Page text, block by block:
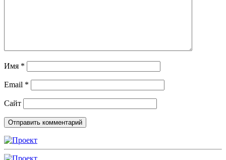
Имя *
Email *
Сайт